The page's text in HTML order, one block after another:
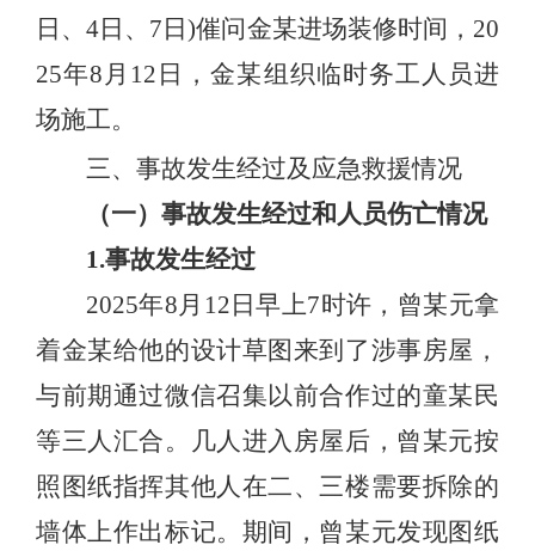
日、4日、7日)催问金某进场装修时间，20
25年8月12日，金某组织临时务工人员进
场施工。
三、事故发生经过及应急救援情况
（一）事故发生经过和人员伤亡情况
1.事故发生经过
2025年8月12日早上7时许，曾某元拿
着金某给他的设计草图来到了涉事房屋，
与前期通过微信召集以前合作过的童某民
等三人汇合。几人进入房屋后，曾某元按
照图纸指挥其他人在二、三楼需要拆除的
墙体上作出标记。期间，曾某元发现图纸